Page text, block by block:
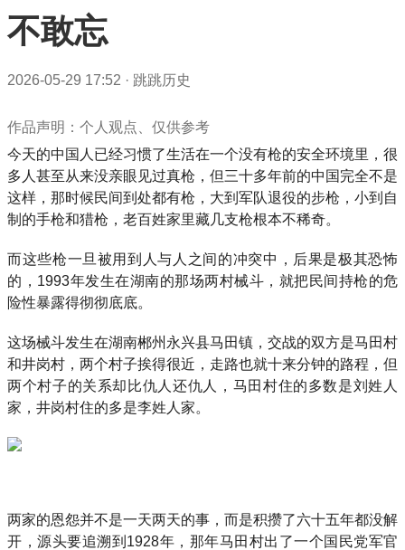
不敢忘
2026-05-29 17:52 · 跳跳历史
作品声明：个人观点、仅供参考
今天的中国人已经习惯了生活在一个没有枪的安全环境里，很
多人甚至从来没亲眼见过真枪，但三十多年前的中国完全不是
这样，那时候民间到处都有枪，大到军队退役的步枪，小到自
制的手枪和猎枪，老百姓家里藏几支枪根本不稀奇。
而这些枪一旦被用到人与人之间的冲突中，后果是极其恐怖
的，1993年发生在湖南的那场两村械斗，就把民间持枪的危
险性暴露得彻彻底底。
这场械斗发生在湖南郴州永兴县马田镇，交战的双方是马田村
和井岗村，两个村子挨得很近，走路也就十来分钟的路程，但
两个村子的关系却比仇人还仇人，马田村住的多数是刘姓人
家，井岗村住的多是李姓人家。
两家的恩怨并不是一天两天的事，而是积攒了六十五年都没解
开，源头要追溯到1928年，那年马田村出了一个国民党军官